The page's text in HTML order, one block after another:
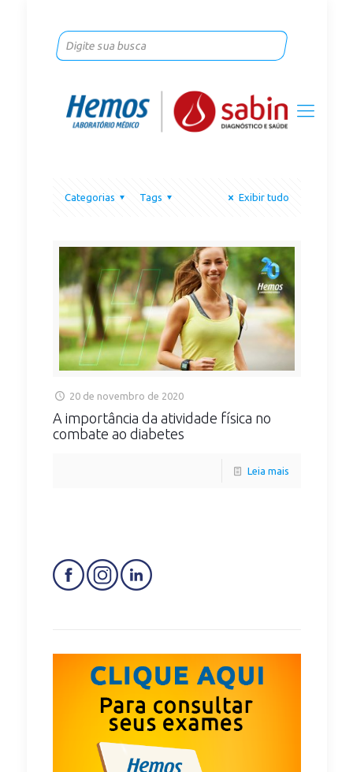
Categorias Tags Exibir tudo
20 de novembro de 2020
A importância da atividade física no
combate ao diabetes
Leia mais